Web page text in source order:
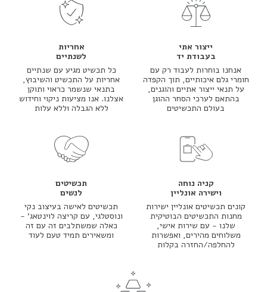
תכשיטים
לנשים
תכשיטים לאישה בעיצוב נקי
ונוסטלגי, עם קריצה לוינטאג' -
כאלה שמשתלבים זה עם זה
ומשאירים תמיד טעם לעוד
ייצור אתי
בעבודת יד
אנחנו בוחרות לעבוד רק עם
חומרי גלם איכותיים, תוך הקפדה
על תנאי ייצור אתיים והוגנים,
בהתאם לערכי הסחר ההוגן
בעולם התכשיטים
אחריות
לשנתיים
כל תכשיט מגיע עם שנתיים
אחריות על התכשיט והשיבוץ,
בתנאי שנשמר כראוי ותוקן
אצלנו. אנו מציעות ניקוי וחידוש
ללא הגבלה וללא עלות
קניה נוחה
וישירה אונליין
קונים תכשיטים אונליין ישירות
מחנות התכשיטים הבוטיקית
שלנו - עם שירות אישי,
משלוחים מהירים, ואפשרות
להחלפה/החזרה בקלות